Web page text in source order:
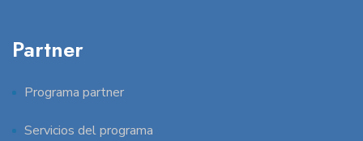
Partner
Programa partner
Servicios del programa